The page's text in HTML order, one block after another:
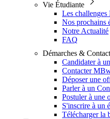
Vie Étudiante
Les
Nos prochains
Notre Actualité
FAQ
Démarches &
Candidater à
Contacter
Déposer une
Parler à un
Postuler à une
S'inscrire à un
Télécharger la